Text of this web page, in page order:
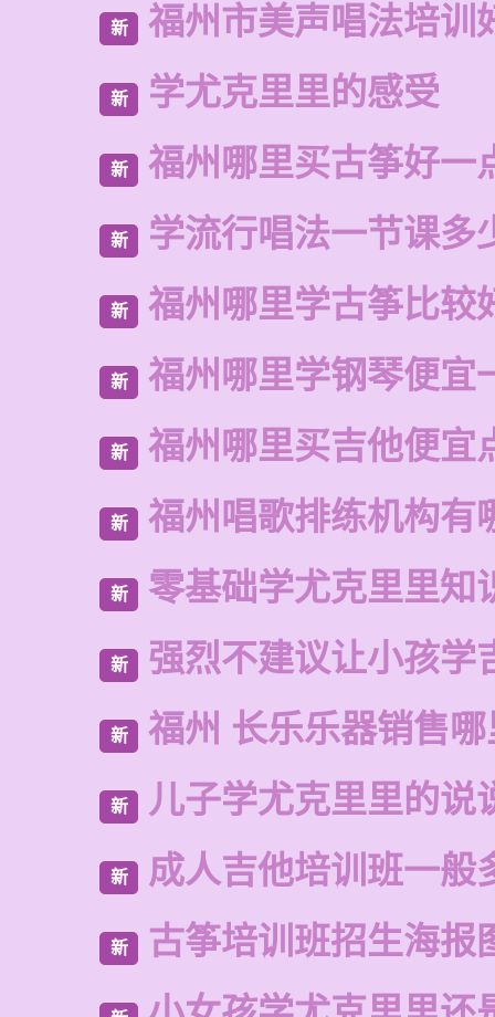
新 福州市美声唱法培训
新 学尤克里里的感受
新 福州哪里买古筝好一
新 学流行唱法一节课多
新 福州哪里学古筝比较
新 福州哪里学钢琴便宜
新 福州哪里买吉他便宜
新 福州唱歌排练机构有
新 零基础学尤克里里知
新 强烈不建议让小孩学
新 福州 长乐乐器销售
新 儿子学尤克里里的说
新 成人吉他培训班一般
新 古筝培训班招生海报